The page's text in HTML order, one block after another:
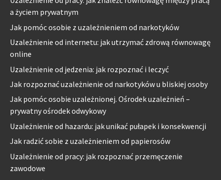
a życiem prywatnym
Jak pomóc osobie z uzależnieniem od narkotyków
Uzależnienie od internetu: jak utrzymać zdrową równowagę
online
Uzależnienie od jedzenia: jak rozpoznać i leczyć
Jak rozpoznać uzależnienie od narkotyków u bliskiej osoby
Jak pomóc osobie uzależnionej. Ośrodek uzależnień –
prywatny ośrodek odwykowy
Uzależnienie od hazardu: jak unikać pułapek i konsekwencji
Jak radzić sobie z uzależnieniem od papierosów
Uzależnienie od pracy: jak rozpoznać przemęczenie
zawodowe